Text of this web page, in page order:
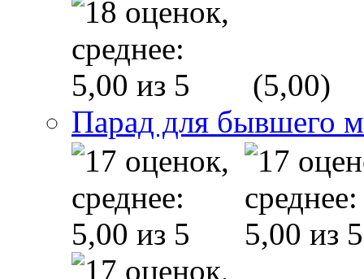
(5,00)
Парад для бывшего